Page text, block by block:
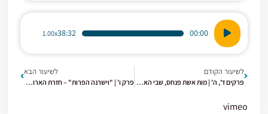
נגן
אודיו
00:00
38:32
1.00x
לשיעור הקודם
פרקים ד', ה' | מות אשת פנחס, שבי הארון ביד פלישתים [16] שמואל א'
לשיעור הבא
פרק ו' | "וישרנה הפרות" – חזרת הארון מיד פלישתים [18] שמואל א'
vimeo